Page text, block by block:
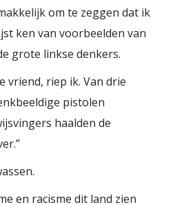
om te zeggen dat ik
ken van voorbeelden van
grote linkse denkers.
vriend, riep ik. Van drie
pistolen
haalden de
en racisme dit land zien